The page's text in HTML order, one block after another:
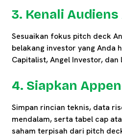
3. Kenali Audiens
Sesuaikan fokus pitch deck
belakang investor yang Anda
Capitalist, Angel Investor, dan
4. Siapkan
Simpan rincian teknis, data
mendalam, serta tabel cap
saham terpisah dari pitch